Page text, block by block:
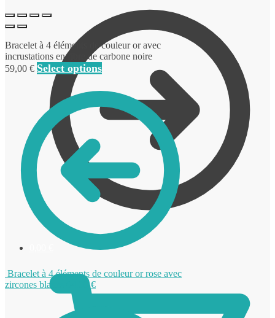
Bracelet à 4 éléments de couleur or avec
incrustations en fibre de carbone noire
59,00 € Select options
Bracelet à 4 éléments de couleur or rose avec
zircones blancs
64,00€